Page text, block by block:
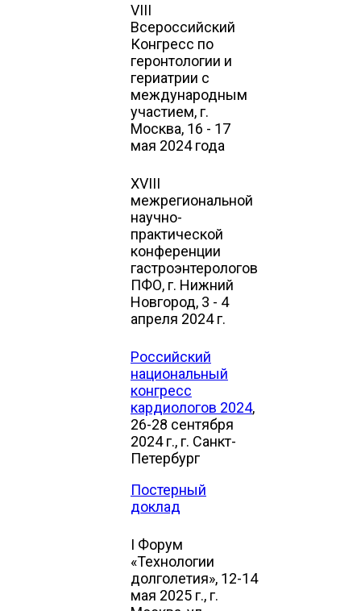
VIII
Всероссийский
Конгресс по
геронтологии и
гериатрии с
международным
участием, г.
Москва, 16 - 17
мая 2024 года
XVIII
межрегиональной
научно-
практической
конференции
гастроэнтерологов
ПФО, г. Нижний
Новгород, 3 - 4
апреля 2024 г.
Российский
национальный
конгресс
кардиологов 2024,
26-28 сентября
2024 г., г. Санкт-
Петербург
Постерный
доклад
I Форум
«Технологии
долголетия», 12-14
мая 2025 г., г.